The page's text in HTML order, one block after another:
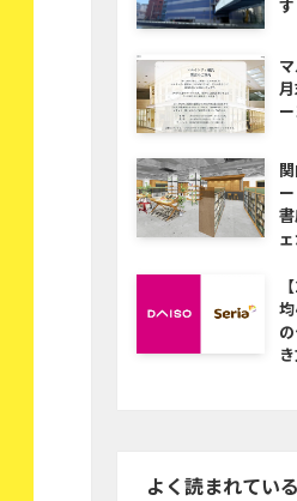
す
よく読まれてい